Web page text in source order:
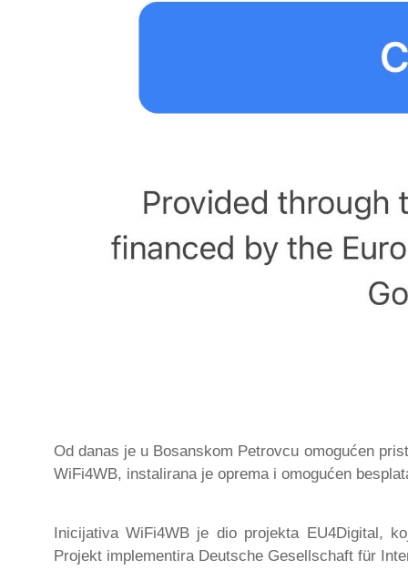
Od danas je u Bosanskom Petrovcu omogućen
WiFi4WB, instalirana je oprema i omogućen
Inicijativa WiFi4WB je dio projekta EU4Digital,
Projekt implementira Deutsche Gesellschaft für